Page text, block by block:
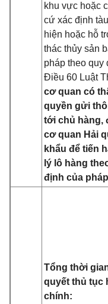
khu vực hoặc
cứ xác định
hiện hoặc hỗ
thác thủy sản
pháp theo quy
Điều 60 Luật
cơ quan có
quyền gửi
tới chủ hàng,
cơ quan Hải
khẩu để tiến
lý lô hàng
định của
Tổng thời
quyết thủ tục
chính: